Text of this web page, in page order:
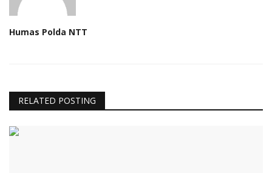
Humas Polda NTT
RELATED POSTING